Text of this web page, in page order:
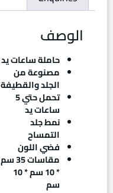
الوصف
حاملة ساعات يد
مصنوعة من
الجلد والقطيفة
تحمل حتي 5
ساعات يد
نمط جلد
التمساح
فضي اللون
مقاسات 35 سم
* 10 سم * 10
سم